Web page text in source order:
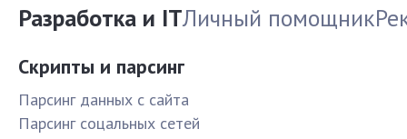
Разработка и ITЛичный помощник
Скрипты и парсинг
Парсинг данных с сайта
Парсинг соцальных сетей